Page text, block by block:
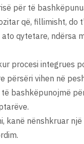
për të
që, fillimisht,
qytetare, ndërsa
procesi integrues
vihen në
bashkëpunojmë
kanë nënshkruar